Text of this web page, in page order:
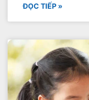
ĐỌC TIẾP »